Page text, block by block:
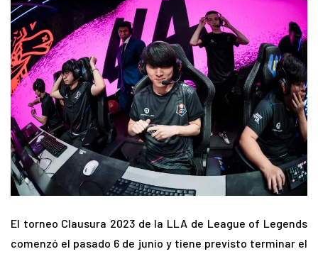
El torneo Clausura 2023 de la LLA de League of Legends
comenzó el pasado 6 de junio y tiene previsto terminar el